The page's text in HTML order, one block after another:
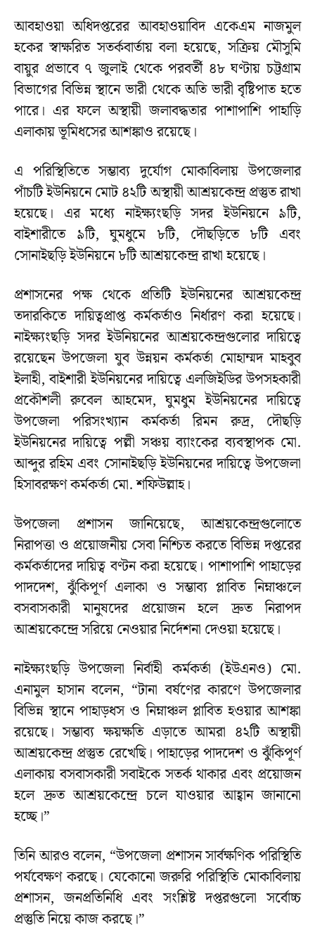
আবহাওয়া অধিদপ্তরের আবহাওয়াবিদ একেএম নাজমুল
হকের স্বাক্ষরিত সতর্কবার্তায় বলা হয়েছে, সক্রিয় মৌসুমি
বায়ুর প্রভাবে ৭ জুলাই থেকে পরবর্তী ৪৮ ঘণ্টায় চট্টগ্রাম
বিভাগের বিভিন্ন স্থানে ভারী থেকে অতি ভারী বৃষ্টিপাত হতে
পারে। এর ফলে অস্থায়ী জলাবদ্ধতার পাশাপাশি পাহাড়ি
এলাকায় ভূমিধসের আশঙ্কাও রয়েছে।
এ পরিস্থিতিতে সম্ভাব্য দুর্যোগ মোকাবিলায় উপজেলার
পাঁচটি ইউনিয়নে মোট ৪২টি অস্থায়ী আশ্রয়কেন্দ্র প্রস্তুত রাখা
হয়েছে। এর মধ্যে নাইক্ষ্যংছড়ি সদর ইউনিয়নে ৯টি,
বাইশারীতে ৯টি, ঘুমধুমে ৮টি, দৌছড়িতে ৮টি এবং
সোনাইছড়ি ইউনিয়নে ৮টি আশ্রয়কেন্দ্র রাখা হয়েছে।
প্রশাসনের পক্ষ থেকে প্রতিটি ইউনিয়নের আশ্রয়কেন্দ্র
তদারকিতে দায়িত্বপ্রাপ্ত কর্মকর্তাও নির্ধারণ করা হয়েছে।
নাইক্ষ্যংছড়ি সদর ইউনিয়নের আশ্রয়কেন্দ্রগুলোর দায়িত্বে
রয়েছেন উপজেলা যুব উন্নয়ন কর্মকর্তা মোহাম্মদ মাহবুব
ইলাহী, বাইশারী ইউনিয়নের দায়িত্বে এলজিইডির উপসহকারী
প্রকৌশলী রুবেল আহমেদ, ঘুমধুম ইউনিয়নের দায়িত্বে
উপজেলা পরিসংখ্যান কর্মকর্তা রিমন রুদ্র, দৌছড়ি
ইউনিয়নের দায়িত্বে পল্লী সঞ্চয় ব্যাংকের ব্যবস্থাপক মো.
আব্দুর রহিম এবং সোনাইছড়ি ইউনিয়নের দায়িত্বে উপজেলা
হিসাবরক্ষণ কর্মকর্তা মো. শফিউল্লাহ।
উপজেলা প্রশাসন জানিয়েছে, আশ্রয়কেন্দ্রগুলোতে
নিরাপত্তা ও প্রয়োজনীয় সেবা নিশ্চিত করতে বিভিন্ন দপ্তরের
কর্মকর্তাদের দায়িত্ব বণ্টন করা হয়েছে। পাশাপাশি পাহাড়ের
পাদদেশ, ঝুঁকিপূর্ণ এলাকা ও সম্ভাব্য প্লাবিত নিম্নাঞ্চলে
বসবাসকারী মানুষদের প্রয়োজন হলে দ্রুত নিরাপদ
আশ্রয়কেন্দ্রে সরিয়ে নেওয়ার নির্দেশনা দেওয়া হয়েছে।
নাইক্ষ্যংছড়ি উপজেলা নির্বাহী কর্মকর্তা (ইউএনও) মো.
এনামুল হাসান বলেন, “টানা বর্ষণের কারণে উপজেলার
বিভিন্ন স্থানে পাহাড়ধস ও নিম্নাঞ্চল প্লাবিত হওয়ার আশঙ্কা
রয়েছে। সম্ভাব্য ক্ষয়ক্ষতি এড়াতে আমরা ৪২টি অস্থায়ী
আশ্রয়কেন্দ্র প্রস্তুত রেখেছি। পাহাড়ের পাদদেশ ও ঝুঁকিপূর্ণ
এলাকায় বসবাসকারী সবাইকে সতর্ক থাকার এবং প্রয়োজন
হলে দ্রুত আশ্রয়কেন্দ্রে চলে যাওয়ার আহ্বান জানানো
হচ্ছে।”
তিনি আরও বলেন, “উপজেলা প্রশাসন সার্বক্ষণিক পরিস্থিতি
পর্যবেক্ষণ করছে। যেকোনো জরুরি পরিস্থিতি মোকাবিলায়
প্রশাসন, জনপ্রতিনিধি এবং সংশ্লিষ্ট দপ্তরগুলো সর্বোচ্চ
প্রস্তুতি নিয়ে কাজ করছে।”